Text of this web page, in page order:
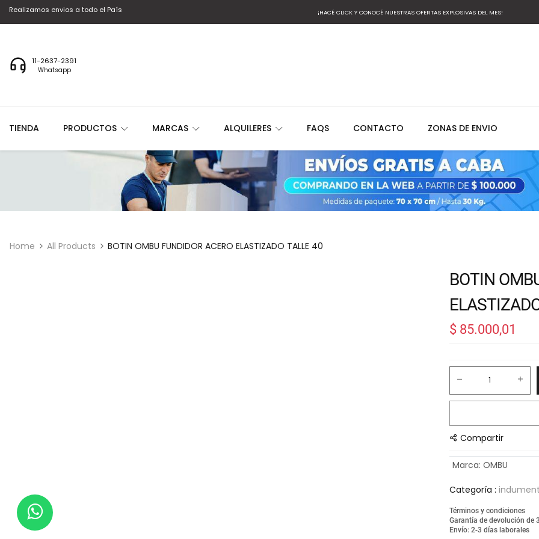
Realizamos envios a todo el País ¡HACÉ CLICK Y CONOCÉ NUESTRAS OFERTAS EXPLOSIVAS DEL MES!
11-2637-2391
Whatsapp
TIENDA PRODUCTOS MARCAS ALQUILERES FAQS CONTACTO ZONAS DE ENVIO
Home All Products BOTIN OMBU FUNDIDOR ACERO ELASTIZADO TALLE 40
BOTIN
$ 85.000,01
Compartir
Marca: OMBU
Categoría :
Términos y condiciones
Garantía de devolución de
Envío: 2-3 días laborales